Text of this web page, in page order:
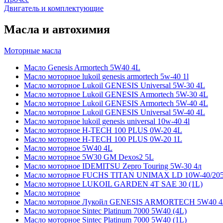
Двигатель и комплектующие
Масла и автохимия
Моторные масла
Масло Genesis Armortech 5W40 4L
Масло моторное lukoil genesis armortech 5w-40 1l
Масло моторное Lukoil GENESIS Universal 5W-30 4L
Масло моторное Lukoil GENESIS Armortech 5W-30 4L
Масло моторное Lukoil GENESIS Armortech 5W-40 4L
Масло моторное Lukoil GENESIS Universal 5W-40 4L
Масло моторное lukoil genesis universal 10w-40 4l
Масло моторное H-TECH 100 PLUS 0W-20 4L
Масло моторное H-TECH 100 PLUS 0W-20 1L
Масло моторное 5W40 4L
Масло моторное 5W30 GM Dexos2 5L
Масло моторное IDEMITSU Zepro Touring 5W-30 4л
Масло моторное FUCHS TITAN UNIMAX LD 10W-40/
Масло моторное LUKOIL GARDEN 4Т SAE 30 (1L)
Масло моторное
Масло моторное Лукойл GENESIS ARMORTECH 5W40
Масло моторное Sintec Platinum 7000 5W40 (4L)
Масло моторное Sintec Platinum 7000 5W40 (1L)